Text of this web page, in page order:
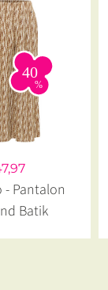
Pantalon
Batik